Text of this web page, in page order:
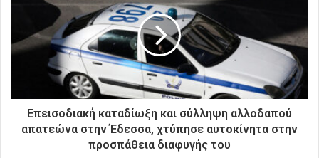
δ
Επεισοδιακή καταδίωξη και σύλληψη αλλοδαπού
απατεώνα στην Έδεσσα, χτύπησε αυτοκίνητα στην
προσπάθεια διαφυγής του